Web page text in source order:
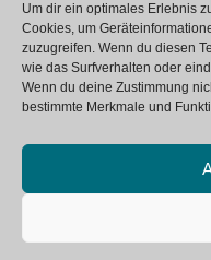
Um dir ein optimales Erlebnis
Cookies, um
zuzugreifen. Wenn du diesen
wie das Surfverhalten oder
Wenn du deine Zustimmung
bestimmte Merkmale und